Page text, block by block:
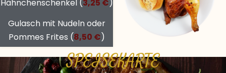
Hähnchenschenkel (3,25 €)
Gulasch mit Nudeln oder
Pommes Frites (8,50 €)
SPEISEKARTE